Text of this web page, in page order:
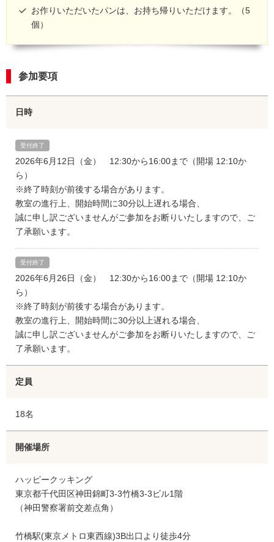
お作りいただいたパンは、お持ち帰りいただけます。（5
個）
参加要項
日時
受付終了
2026年6月12日（金） 12:30から16:00まで（開場 12:10か
ら）
※終了時刻が前後する場合があります。
教室の進行上、開始時間に30分以上遅れる場合、
誠に申し訳ございませんがご参加をお断りいたしますので、ご
了承願います。
受付終了
2026年6月26日（金） 12:30から16:00まで（開場 12:10か
ら）
※終了時刻が前後する場合があります。
教室の進行上、開始時間に30分以上遅れる場合、
誠に申し訳ございませんがご参加をお断りいたしますので、ご
了承願います。
定員
18名
開催場所
ハッピークッキング
東京都千代田区神田錦町3-3竹橋3-3ビル1階
（神田警察署前交差点角）
竹橋駅(東京メトロ東西線)3B出口より徒歩4分